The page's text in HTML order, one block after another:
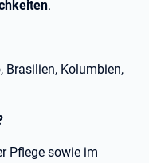
.
Brasilien, Kolumbien,
Pflege sowie im